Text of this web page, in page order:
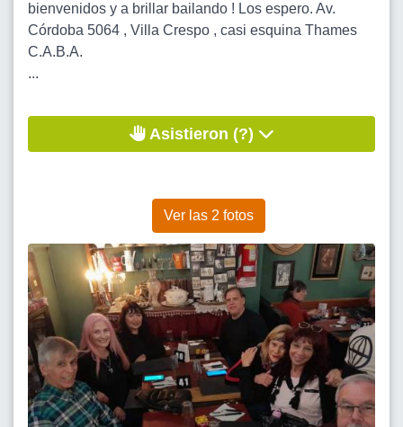
bienvenidos y a brillar bailando ! Los espero. Av.
Córdoba 5064 , Villa Crespo , casi esquina Thames
C.A.B.A.
...
Asistieron (?)
Ver las 2 fotos